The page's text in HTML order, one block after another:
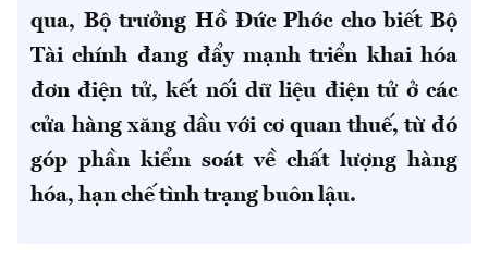
qua, Bộ trưởng Hồ Đức Phớc cho biết Bộ
Tài chính đang đẩy mạnh triển khai hóa
đơn điện tử, kết nối dữ liệu điện tử ở các
cửa hàng xăng dầu với cơ quan thuế, từ đó
góp phần kiểm soát về chất lượng hàng
hóa, hạn chế tình trạng buôn lậu.